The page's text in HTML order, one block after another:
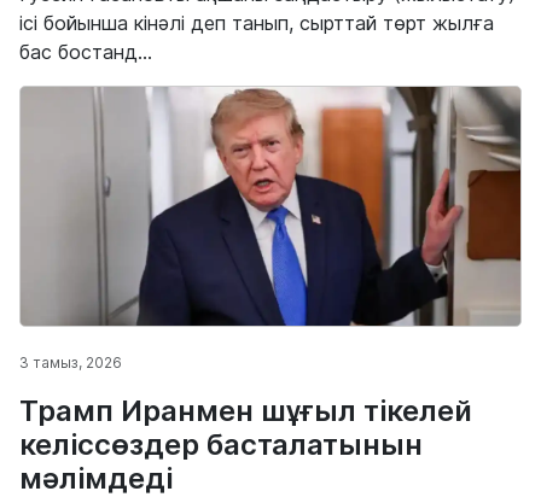
ісі бойынша кінәлі деп танып, сырттай төрт жылға
бас бостанд...
3 тамыз, 2026
Трамп Иранмен шұғыл тікелей
келіссөздер басталатынын
мәлімдеді